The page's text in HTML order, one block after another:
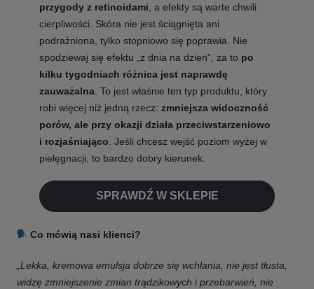
przygody z retinoidami , a efekty są warte chwili
cierpliwości. Skóra nie jest ściągnięta ani
podrażniona, tylko stopniowo się poprawia. Nie
spodziewaj się efektu „z dnia na dzień”, za to po
kilku tygodniach różnica jest naprawdę
zauważalna. To jest właśnie ten typ produktu, który
robi więcej niż jedną rzecz: zmniejsza widoczność
porów, ale przy okazji działa przeciwstarzeniowo
i rozjaśniająco . Jeśli chcesz wejść poziom wyżej w
pielęgnacji, to bardzo dobry kierunek.
SPRAWDŹ W SKLEPIE
Co mówią nasi klienci?
„Lekka, kremowa emulsja dobrze się wchłania, nie jest tłusta,
widzę zmniejszenie zmian trądzikowych i przebarwień, nie